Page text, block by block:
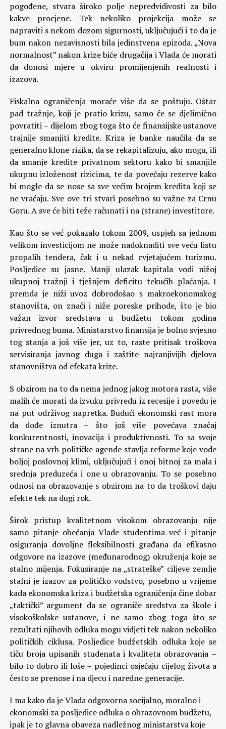
pogođene, stvara široko polje nepredvidivosti za bilo
kakve procjene. Tek nekoliko projekcija može se
napraviti s nekom dozom sigurnosti, uključujući i to da je
bum nakon nezavisnosti bila jedinstvena epizoda. „Nova
normalnost” nakon krize biće drugačija i Vlada će morati
da donosi mjere u okviru promijenjenih realnosti i
izazova.
Fiskalna ograničenja moraće više da se poštuju. Oštar
pad tražnje, koji je pratio krizu, samo će se djelimično
povratiti – dijelom zbog toga što će finansijske ustanove
trajnije smanjiti kredite. Kriza je banke naučila da se
generalno klone rizika, da se rekapitalizuju, ako mogu, ili
da smanje kredite privatnom sektoru kako bi smanjile
ukupnu izloženost rizicima, te da povećaju rezerve kako
bi mogle da se nose sa sve većim brojem kredita koji se
ne vraćaju. Sve ove tri stvari posebno su važne za Crnu
Goru. A sve će biti teže računati i na (strane) investitore.
Kao što se već pokazalo tokom 2009, uspjeh sa jednom
velikom investicijom ne može nadoknaditi sve veću listu
propalih tendera, čak i u nekad cvjetajućem turizmu.
Posljedice su jasne. Manji ulazak kapitala vodi nižoj
ukupnoj tražnji i tješnjem deficitu tekućih plaćanja. I
premda je niži uvoz dobrodošao s makroekonomskog
stanovišta, on znači i niže poreske prihode, što je bio
važan izvor sredstava u budžetu tokom godina
privrednog buma. Ministarstvo finansija je bolno svjesno
tog stanja a još više jer, uz to, raste pritisak troškova
servisiranja javnog duga i zaštite najranjivijih djelova
stanovništva od efekata krize.
S obzirom na to da nema jednog jakog motora rasta, više
malih će morati da izvuku privredu iz recesije i povedu je
na put održivog napretka. Budući ekonomski rast mora
da dođe iznutra – što još više povećava značaj
konkurentnosti, inovacija i produktivnosti. To sa svoje
strane na vrh političke agende stavlja reforme koje vode
boljoj poslovnoj klimi, uključujući i onoj bitnoj za mala i
srednja preduzeća i one u obrazovanju. To se posebno
odnosi na obrazovanje s obzirom na to da troškovi daju
efekte tek na dugi rok.
Širok pristup kvalitetnom visokom obrazovanju nije
samo pitanje obećanja Vlade studentima već i pitanje
osiguranja dovoljne fleksibilnosti građana da efikasno
odgovore na izazove (međunarodnog) okruženja koje se
stalno mijenja. Fokusiranje na „strateške” ciljeve zemlje
stalni je izazov za političko vođstvo, posebno u vrijeme
kada ekonomska kriza i budžetska ograničenja čine dobar
„taktički” argument da se ograniče sredstva za škole i
visokoškolske ustanove, i ne samo zbog toga što se
rezultati njihovih odluka mogu vidjeti tek nakon nekoliko
političkih ciklusa. Posljedice budžetskih odluka koje se
tiču broja upisanih studenata i kvaliteta obrazovanja –
bilo to dobro ili loše – pojedinci osjećaju cijelog života a
često se prenose i na djecu i naredne generacije.
I ma kako da je Vlada odgovorna socijalno, moralno i
ekonomski za posljedice odluka o obrazovnom budžetu,
ipak je to glavna obaveza nadležnog ministarstva koje